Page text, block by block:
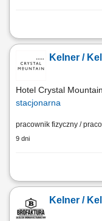
Czym będziesz się
Aktywnie promować
estetykę restauracji/lobby
Kelner /
Hotel Crystal
stacjonarna
pracownik fizyczny /
9 dni
Czym będziesz się
aktywnie promować
estetykę restauracji/lobby
Kelner /